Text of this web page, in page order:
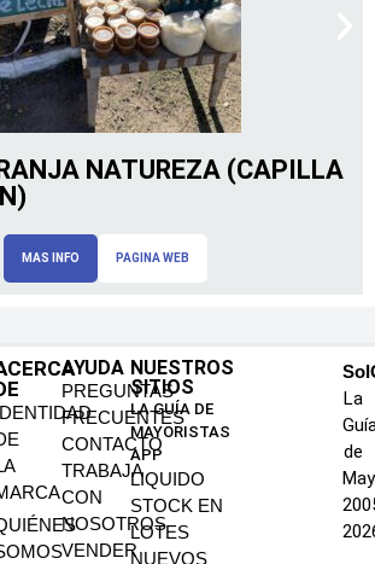
NATUREZA (CAPILLA
MAS INFO PAGINA WEB
AYUDA
PREGUNTAS
FRECUENTES
CONTACTO
TRABAJA
CON
NOSOTROS
VENDER
NUESTROS
SITIOS
LA GUÍA DE
MAYORISTAS
APP
LIQUIDO
STOCK EN
LOTES
NUEVOS
La
de